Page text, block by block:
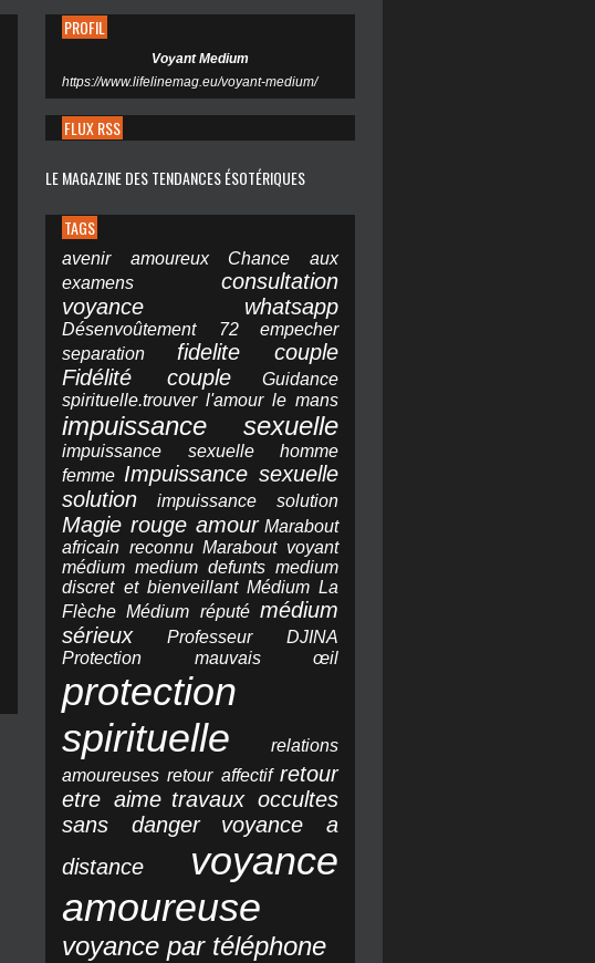
PROFIL
Voyant Medium
https://www.lifelinemag.eu/voyant-medium/
FLUX RSS
LE MAGAZINE DES TENDANCES ÉSOTÉRIQUES
TAGS
avenir amoureux
Chance aux
examens
consultation
voyance whatsapp
Désenvoûtement 72
empecher
separation
fidelite couple
Fidélité couple
Guidance
spirituelle.trouver l'amour le mans
impuissance sexuelle
impuissance sexuelle homme
femme Impuissance sexuelle
solution
impuissance solution
Magie rouge amour Marabout
africain reconnu Marabout voyant
médium medium defunts medium
discret et bienveillant Médium La
Flèche Médium réputé médium
sérieux
Professeur DJINA
Protection mauvais œil
protection
spirituelle
relations
amoureuses retour affectif retour
etre aime travaux occultes
sans danger
voyance a
distance
voyance
amoureuse
voyance par téléphone